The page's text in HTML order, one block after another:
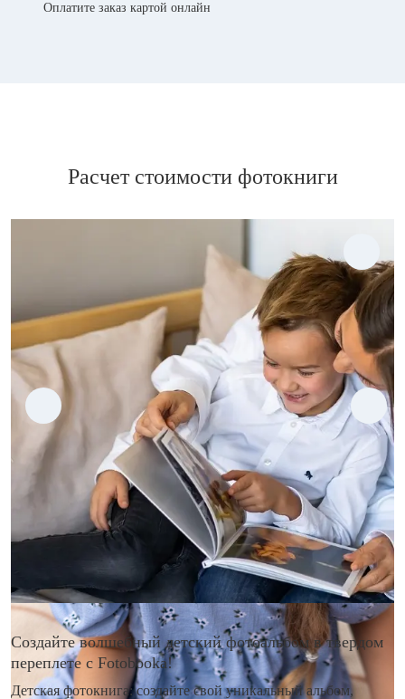
Оплатите заказ картой онлайн
Расчет стоимости фотокниги
Создайте волшебный детский фотоальбом в твердом
переплете с Fotobooka!
Детская фотокнига: создайте свой уникальный альбом,